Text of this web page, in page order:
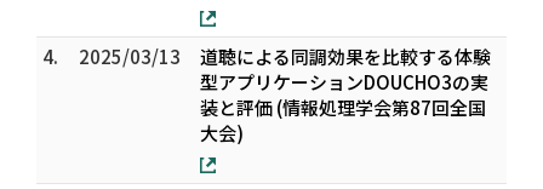
4. 2025/03/13
道聴による同調効果を比較する体験
型アプリケーションDOUCHO3の実
装と評価 (情報処理学会第87回全国
大会)